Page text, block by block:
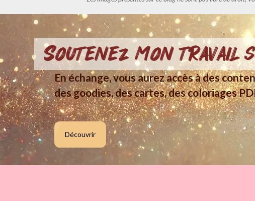
Soutenez mon travail
En échange, vous aurez accès à des
des goodies, des cartes, des coloriages
Découvrir